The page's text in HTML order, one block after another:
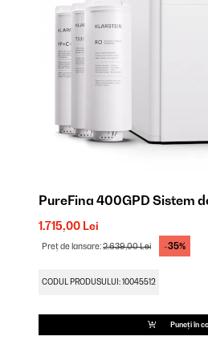
PureFina 400GPD Sistem
1.715,00 Lei
Preț de lansare:2.639,00 Lei -35%
CODUL PRODUSULUI: 10045512
Puneți în